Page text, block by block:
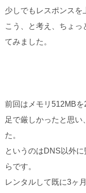
少しでもレスポンス
こう、と考え、ちょ
てみました。
前回はメモリ512MB
足で厳しかったと思い
た。
というのはDNS以外
らです。
レンタルして既に3ヶ